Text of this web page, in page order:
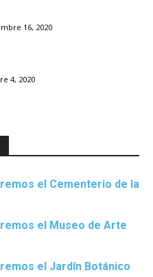
16, 2020
4, 2020
el Cementerio de la
el Museo de Arte
el Jardín Botánico